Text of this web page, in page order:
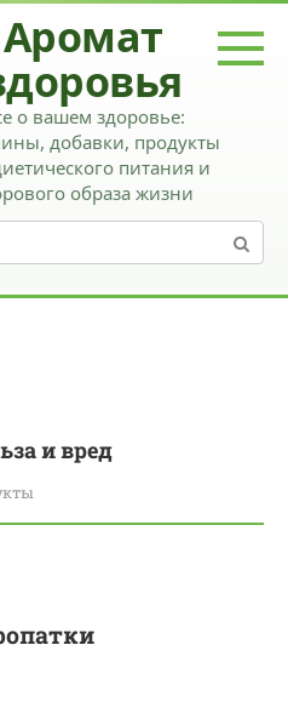
Аромат
о вашем здоровье:
добавки, продукты
питания и
образа жизни
и вред